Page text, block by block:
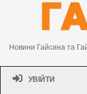
Новини Гайсина та
УВІЙТИ